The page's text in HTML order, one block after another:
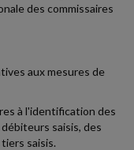
des commissaires
aux mesures de
à l'identification des
saisis, des
saisis.